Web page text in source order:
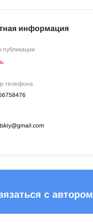
информация
публикации
телефона
с автором